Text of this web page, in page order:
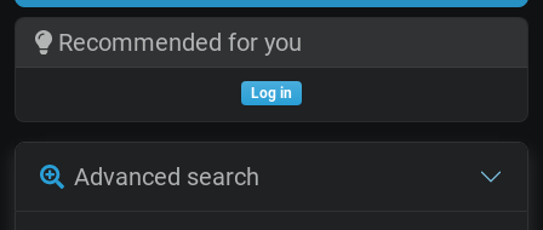
Recommended for you
Log in
Advanced search